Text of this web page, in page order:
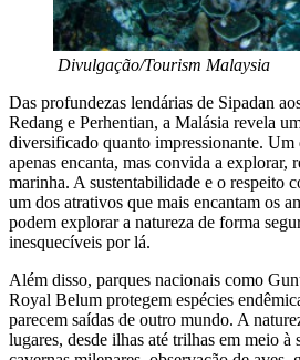
Divulgação/Tourism Malaysia
Das profundezas lendárias de Sipadan
Redang e Perhentian, a Malásia revela
diversificado quanto impressionante. Um
apenas encanta, mas convida a explorar,
marinha. A sustentabilidade e o respeito
um dos atrativos que mais encantam os
podem explorar a natureza de forma
inesquecíveis por lá.
Além disso, parques nacionais como
Royal Belum protegem espécies
parecem saídas de outro mundo. A
lugares, desde ilhas até trilhas em meio à